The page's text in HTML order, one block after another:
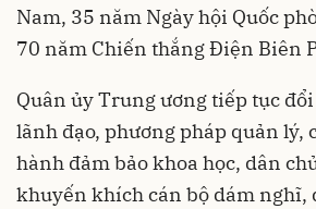
Nam, 35 năm Ngày hội Quốc
70 năm Chiến thắng Điện Biên
Quân ủy Trung ương tiếp tục
lãnh đạo, phương pháp quản lý,
hành đảm bảo khoa học, dân
khuyến khích cán bộ dám nghĩ,